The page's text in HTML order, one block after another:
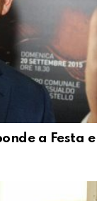
a Festa e